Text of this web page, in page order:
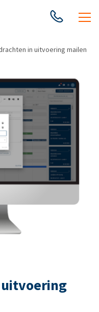
in uitvoering mailen